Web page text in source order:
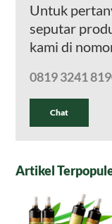
Untuk
seputar
kami di
0819 3241
Chat
Artikel